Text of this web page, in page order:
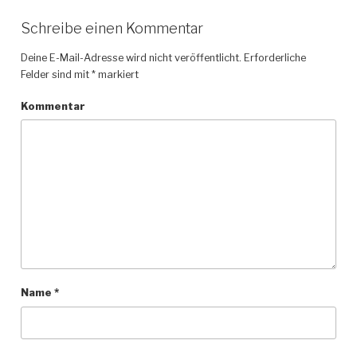
Schreibe einen Kommentar
Deine E-Mail-Adresse wird nicht veröffentlicht. Erforderliche
Felder sind mit *markiert
Kommentar
Name *